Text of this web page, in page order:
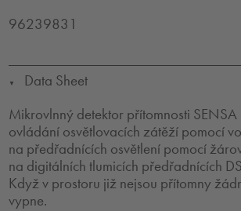
96239831
▼
Data Sheet
Mikrovlnný detektor přítomnosti
ovládání osvětlovacích zátěží pomocí
na předřadnících osvětlení pomocí
na digitálních tlumicích předřadnících
Když v prostoru již nejsou přítomny
vypne.